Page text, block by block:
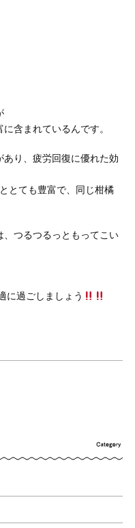
含まれているんです。
り、疲労回復に優れた効
とても豊富で、同じ柑橘
つるつるっともってこい
に過ごしましょう